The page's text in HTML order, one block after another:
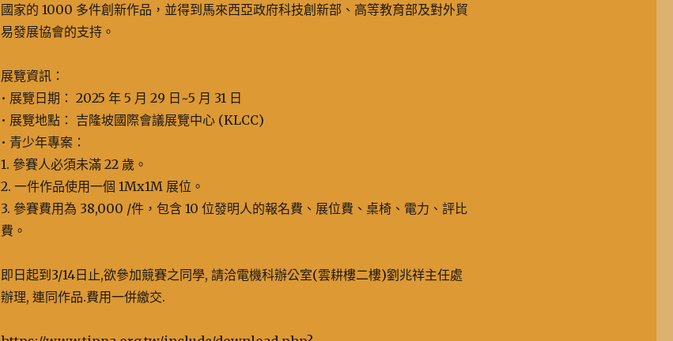
國家的 1000 多件創新作品，並得到馬來西亞政府科技創新部、高等教育部及對外貿
易發展協會的支持。
展覽資訊：
• 展覽日期： 2025 年 5 月 29 日~5 月 31 日
• 展覽地點： 吉隆坡國際會議展覽中心 (KLCC)
• 青少年專案：
1. 參賽人必須未滿 22 歲。
2. 一件作品使用一個 1Mx1M 展位。
3. 參賽費用為 38,000 /件，包含 10 位發明人的報名費、展位費、桌椅、電力、評比
費。
即日起到3/14日止,欲參加競賽之同學, 請洽電機科辦公室(雲耕樓二樓)劉兆祥主任處
辦理, 連同作品.費用一併繳交.